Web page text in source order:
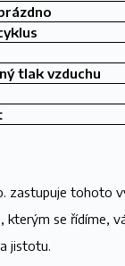
tlak vzduchu
zastupuje tohoto
kterým se řídíme,
jistotu.